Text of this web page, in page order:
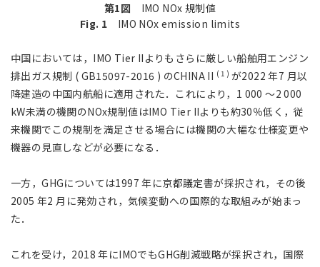
第1図 IMO NOx 規制値
Fig. 1 IMO NOx emission limits
中国においては，IMO Tier IIよりもさらに厳しい船舶用エンジン
排出ガス規制 ( GB15097-2016 ) のCHINA II ( 1 )が2022 年7 月以
降建造の中国内航船に適用された．これにより，1 000 ～2 000
kW未満の機関のNOx規制値はIMO Tier IIよりも約30％低く，従
来機関でこの規制を満足させる場合には機関の大幅な仕様変更や
機器の見直しなどが必要になる．
一方，GHGについては1997 年に京都議定書が採択され，その後
2005 年2 月に発効され，気候変動への国際的な取組みが始まっ
た．
これを受け，2018 年にIMOでもGHG削減戦略が採択され，国際